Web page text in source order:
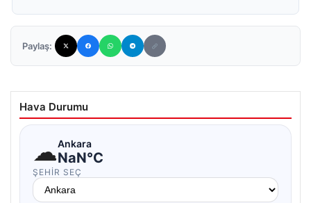
Paylaş:
Hava Durumu
☁Ankara
NaN°C
ŞEHIR SEÇ